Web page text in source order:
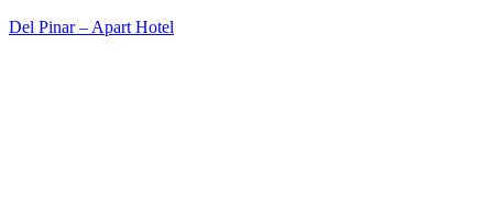
Del Pinar – Apart Hotel